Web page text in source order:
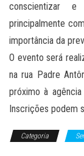
conscientizar
principalmente
importância da
O evento será
na rua Padre
próximo à
Inscrições podem
Categoria